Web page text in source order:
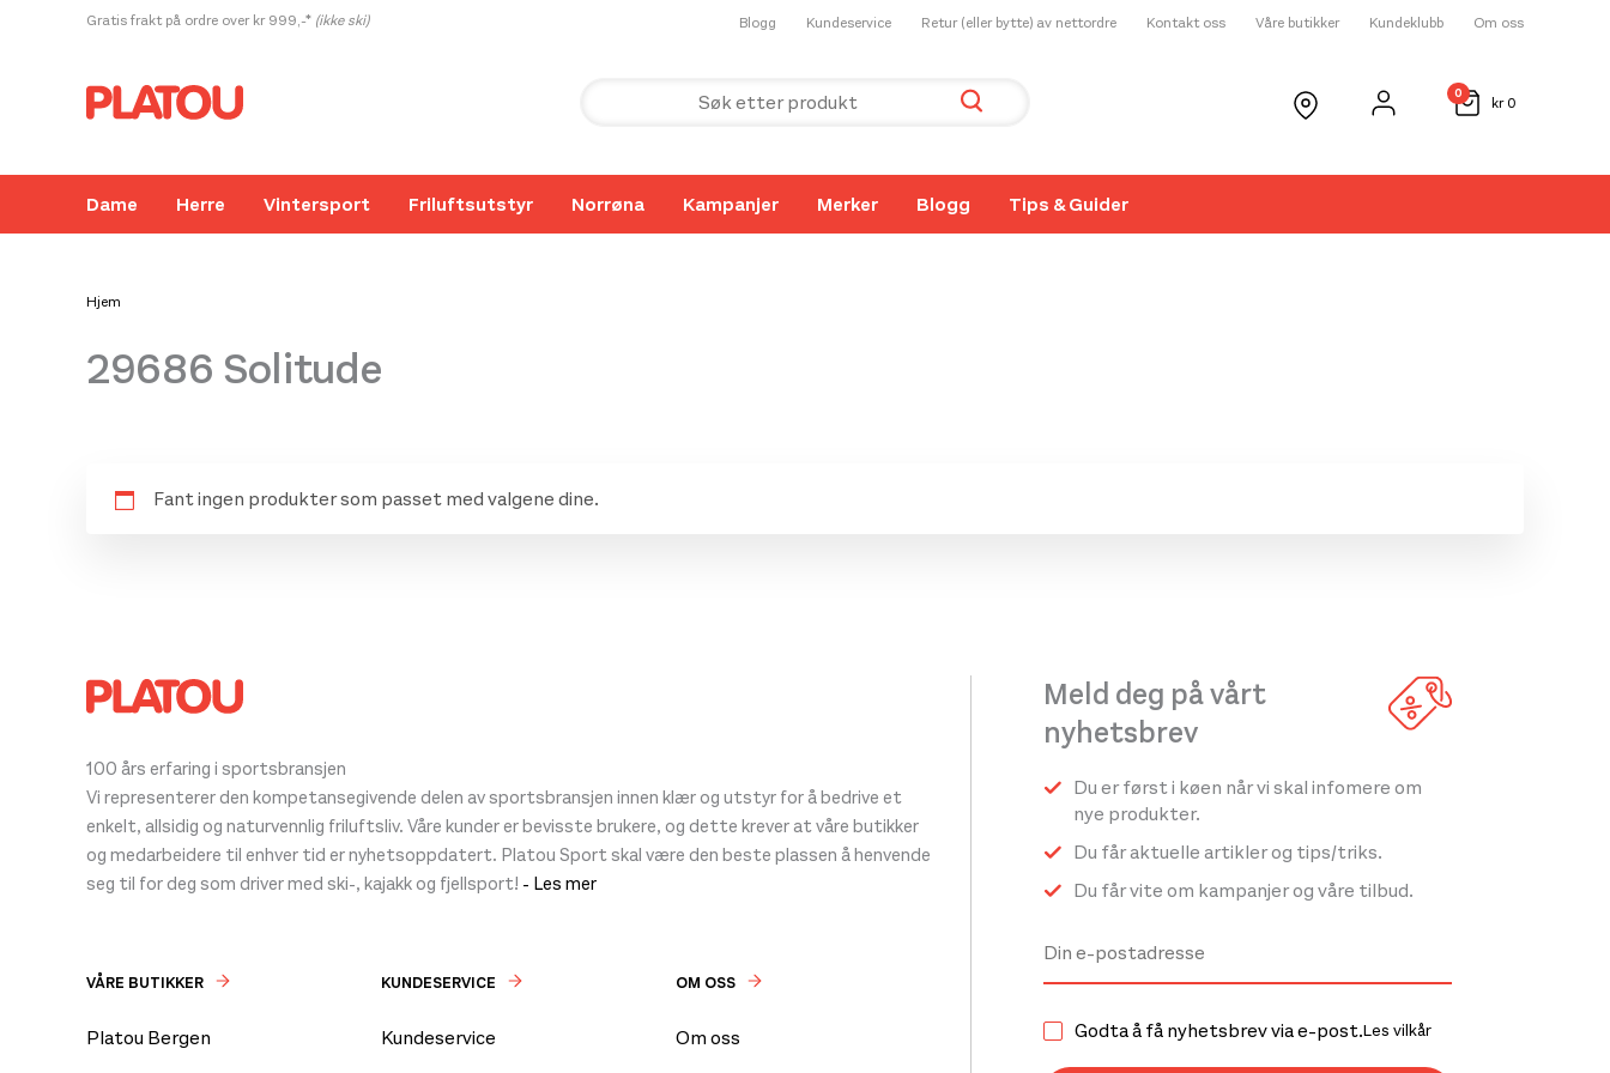
Gratis frakt på ordre over kr 999,-* (ikke ski) Blogg Kundeservice Retur (eller bytte) av nettordre Kontakt oss Våre butikker Kundeklubb Om oss
kr0
0
Dame Herre Vintersport Friluftsutstyr Norrøna Kampanjer Merker Blogg Tips & Guider
Hjem
29686 Solitude
Fant ingen produkter som passet med valgene dine.
100 års erfaring i sportsbransjen
Vi representerer den kompetansegivende delen av sportsbransjen innen klær og utstyr for å bedrive et
enkelt, allsidig og naturvennlig friluftsliv. Våre kunder er bevisste brukere, og dette krever at våre butikker
og medarbeidere til enhver tid er nyhetsoppdatert. Platou Sport skal være den beste plassen å henvende
seg til for deg som driver med ski-, kajakk og fjellsport! - Les mer
VÅRE BUTIKKER
Platou Bergen
KUNDESERVICE
Kundeservice
OM OSS
Om oss
Meld deg på vårt
nyhetsbrev
Du er først i køen når vi skal infomere om
nye produkter.
Du får aktuelle artikler og tips/triks.
Du får vite om kampanjer og våre tilbud.
Godta å få nyhetsbrev via e-post.Les vilkår